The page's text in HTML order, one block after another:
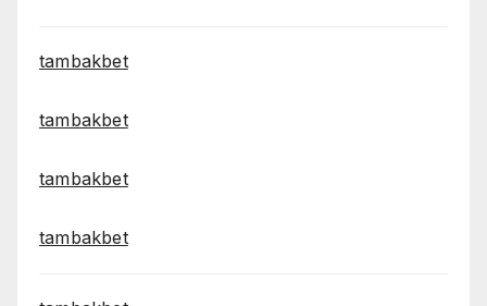
tambakbet
tambakbet
tambakbet
tambakbet